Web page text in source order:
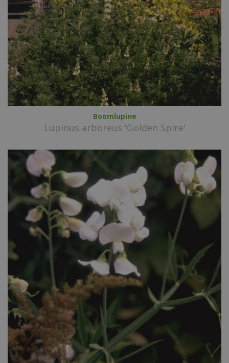
Boomlupine
Lupinus arboreus 'Golden Spire'